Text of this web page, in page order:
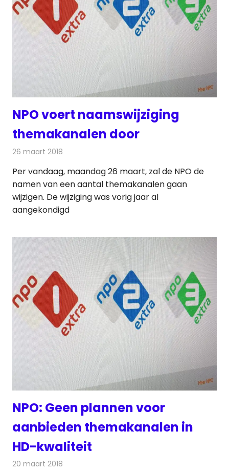
NPO voert naamswijziging
themakanalen door
26 maart 2018
Per vandaag, maandag 26 maart, zal de NPO de
namen van een aantal themakanalen gaan
wijzigen. De wijziging was vorig jaar al
aangekondigd
NPO: Geen plannen voor
aanbieden themakanalen in
HD-kwaliteit
20 maart 2018